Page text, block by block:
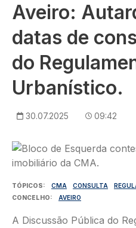
Aveiro:
datas de
do
Urbanístico.
30.07.2025 09:42
Imagem
TÓPICOS CMA CONSULTA
CONCELHO
AVEIRO
A Discussão Pública do